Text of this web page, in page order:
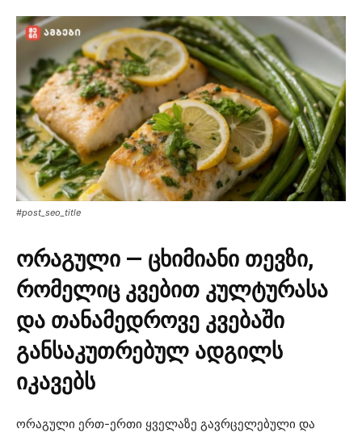
#post_seo_title
ორაგული — ცხიმიანი თევზი,
რომელიც კვებით კულტურასა
და თანამედროვე კვებაში
განსაკუთრებულ ადგილს
იკავებს
ორაგული ერთ-ერთი ყველაზე გავრცელებული და